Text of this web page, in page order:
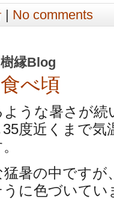
| No comments
樹縁Blog
食べ頃
ような暑さが
度近くまで気
猛暑の中ですが
に色づいてい